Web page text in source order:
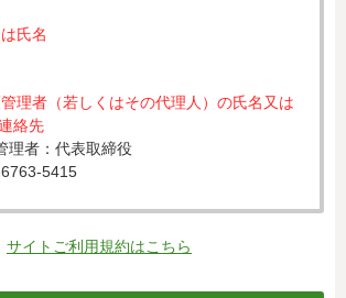
氏名
理者（若しくはその代理人）の氏名又は
絡先
理者：代表取締役
5415
目的
情報は、お見積り依頼への対応のために利
サイトご利用規約はこちら